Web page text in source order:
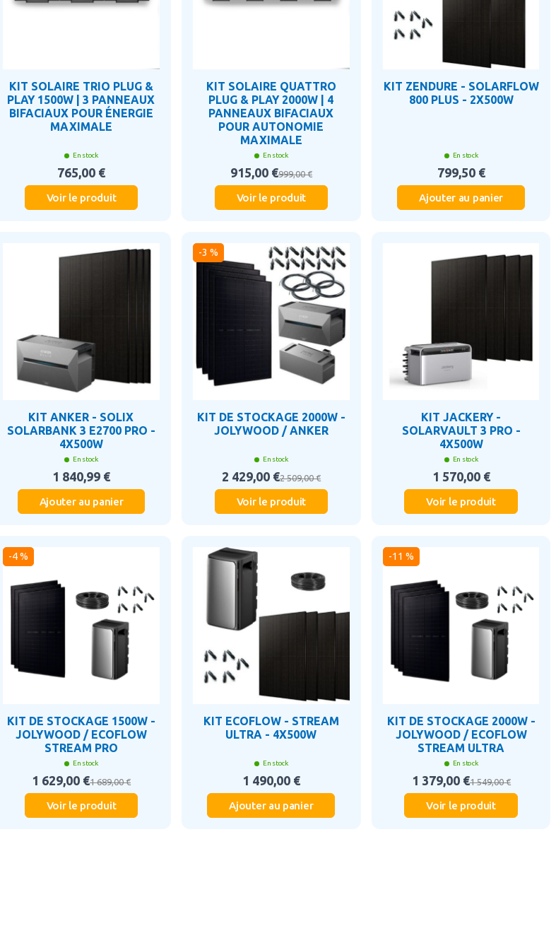
KIT SOLAIRE TRIO PLUG &
PLAY 1500W | 3 PANNEAUX
BIFACIAUX POUR ÉNERGIE
MAXIMALE
En stock
765,00 €
Voir le produit
KIT SOLAIRE QUATTRO
PLUG & PLAY 2000W | 4
PANNEAUX BIFACIAUX
POUR AUTONOMIE
MAXIMALE
En stock
915,00 €999,00 €
Voir le produit
KIT ZENDURE - SOLARFLOW
800 PLUS - 2X500W
En stock
799,50 €
Ajouter au panier
KIT ANKER - SOLIX
SOLARBANK 3 E2700 PRO -
4X500W
En stock
1 840,99 €
Ajouter au panier
-3 %
KIT DE STOCKAGE 2000W -
JOLYWOOD / ANKER
En stock
2 429,00 €2 509,00 €
Voir le produit
KIT JACKERY -
SOLARVAULT 3 PRO -
4X500W
En stock
1 570,00 €
Voir le produit
-4 %
KIT DE STOCKAGE 1500W -
JOLYWOOD / ECOFLOW
STREAM PRO
En stock
1 629,00 €1 689,00 €
Voir le produit
KIT ECOFLOW - STREAM
ULTRA - 4X500W
En stock
1 490,00 €
Ajouter au panier
-11 %
KIT DE STOCKAGE 2000W -
JOLYWOOD / ECOFLOW
STREAM ULTRA
En stock
1 379,00 €1 549,00 €
Voir le produit